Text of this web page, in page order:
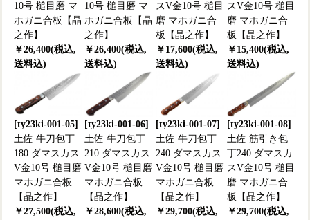
10号 槌目磨 マ
ホガニ合板【晶
之作】
￥26,400(税込,
送料込)
10号 槌目磨 マ
ホガニ合板【晶
之作】
￥26,400(税込,
送料込)
スV金10号 槌目
磨 マホガニ合
板【晶之作】
￥17,600(税込,
送料込)
スV金10号 槌目
磨 マホガニ合
板【晶之作】
￥15,400(税込,
送料込)
[ty23ki-001-05]
土佐 牛刀包丁
180 ダマスカス
V金10号 槌目磨
マホガニ合板
【晶之作】
￥27,500(税込,
[ty23ki-001-06]
土佐 牛刀包丁
210 ダマスカス
V金10号 槌目磨
マホガニ合板
【晶之作】
￥28,600(税込,
[ty23ki-001-07]
土佐 牛刀包丁
240 ダマスカス
V金10号 槌目磨
マホガニ合板
【晶之作】
￥29,700(税込,
[ty23ki-001-08]
土佐 筋引き包
丁240 ダマスカ
スV金10号 槌目
磨 マホガニ合
板【晶之作】
￥29,700(税込,